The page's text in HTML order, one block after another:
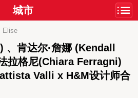
城市
Elise
肯达尔·詹娜 (Kendall
拉格尼(Chiara Ferragni)
Valli x H&M设计师合